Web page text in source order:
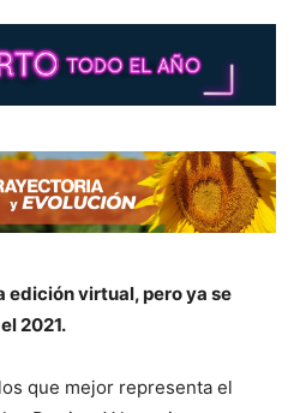
edición virtual, pero ya se
2021.
que mejor representa el